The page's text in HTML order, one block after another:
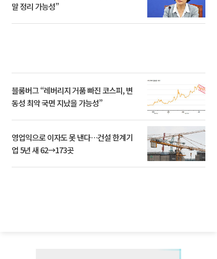
말 정리 가능성”
블룸버그 “레버리지 거품 빠진 코스피, 변
동성 최악 국면 지났을 가능성”
영업익으로 이자도 못 낸다…건설 한계기
업 5년 새 62→173곳